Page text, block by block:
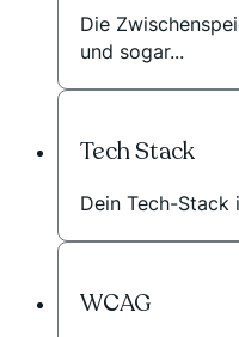
Die
und sogar...
Tech Stack
Dein Tech-
WCAG